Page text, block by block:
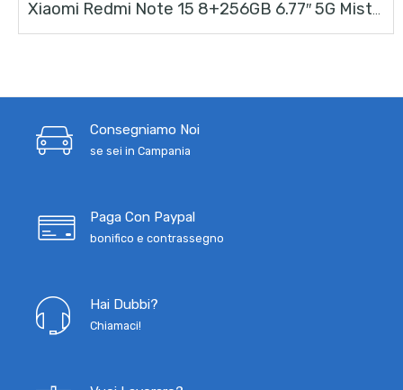
Xiaomi Redmi Note 15 8+256GB 6.77″ 5G Mist Purple
Consegniamo Noi
se sei in Campania
Paga Con Paypal
bonifico e contrassegno
Hai Dubbi?
Chiamaci!